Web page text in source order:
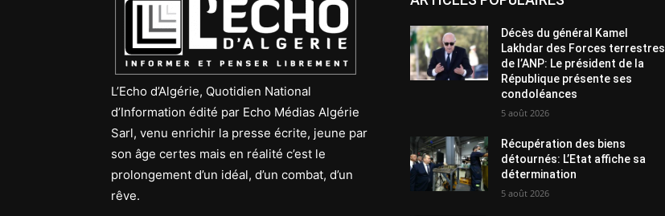
L’Echo d’Algérie, Quotidien National
d’Information édité par Echo Médias Algérie
Sarl, venu enrichir la presse écrite, jeune par
son âge certes mais en réalité c’est le
prolongement d’un idéal, d’un combat, d’un
rêve.
Décès du général Kamel
Lakhdar des Forces terrestres
de l’ANP: Le président de la
République présente ses
condoléances
5 août 2026
Récupération des biens
détournés: L’Etat affiche sa
détermination
5 août 2026